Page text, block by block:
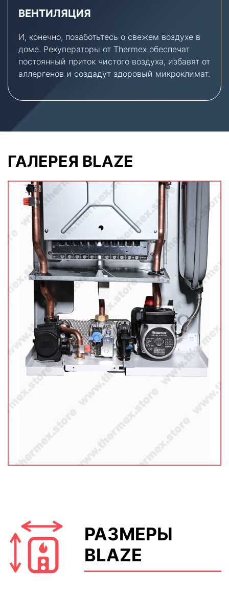
ВЕНТИЛЯЦИЯ
И, конечно, позаботьтесь о свежем воздухе в
доме. Рекуператоры от Thermex обеспечат
постоянный приток чистого воздуха, избавят от
аллергенов и создадут здоровый микроклимат.
ГАЛЕРЕЯ BLAZE
РАЗМЕРЫ
BLAZE